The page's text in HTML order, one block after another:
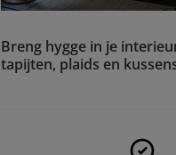
Breng hygge in je
tapijten, plaids en